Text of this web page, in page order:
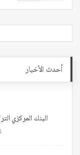
أحدث الأخبار
البنك المركزي